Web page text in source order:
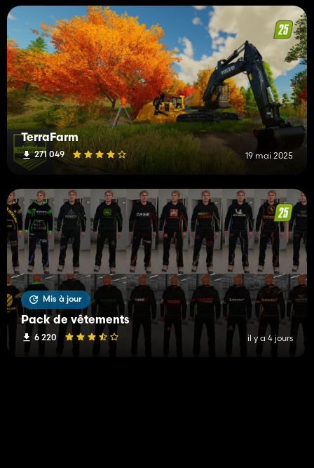
TerraFarm
271 049 19 mai 2025
Mis à jour
Pack de vêtements
6 220 il y a 4 jours